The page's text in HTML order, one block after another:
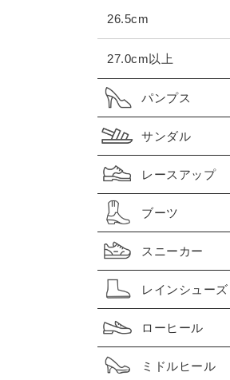
26.5cm
27.0cm以上
パンプス
サンダル
レースアップ
ブーツ
スニーカー
レインシューズ
ローヒール
ミドルヒール